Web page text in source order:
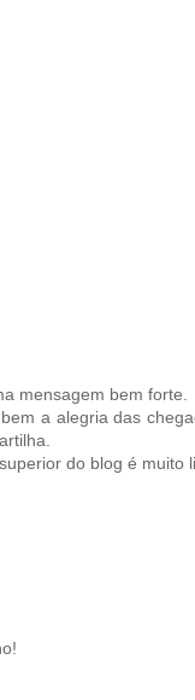
mensagem bem forte.
a alegria das
do blog é muito